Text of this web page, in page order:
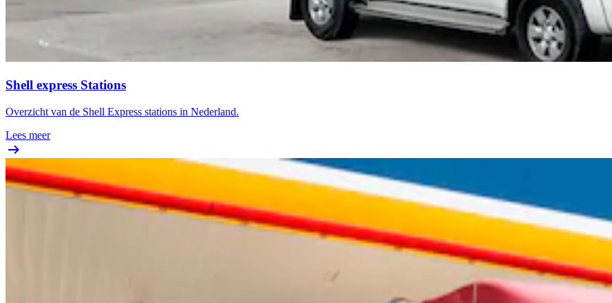
Shell express Stations
Overzicht van de Shell Express stations in Nederland.
Lees meer